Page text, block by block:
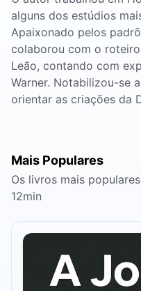
alguns dos estúdios
Apaixonado pelos
colaborou com o
Leão, contando com
Warner. Notabilizou-se
orientar as criações da
Mais Populares
Os livros mais
12min